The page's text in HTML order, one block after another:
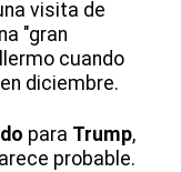
visita de
"gran
cuando
diciembre.
para Trump,
probable.